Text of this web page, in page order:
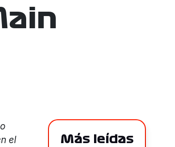
el
Más leídas